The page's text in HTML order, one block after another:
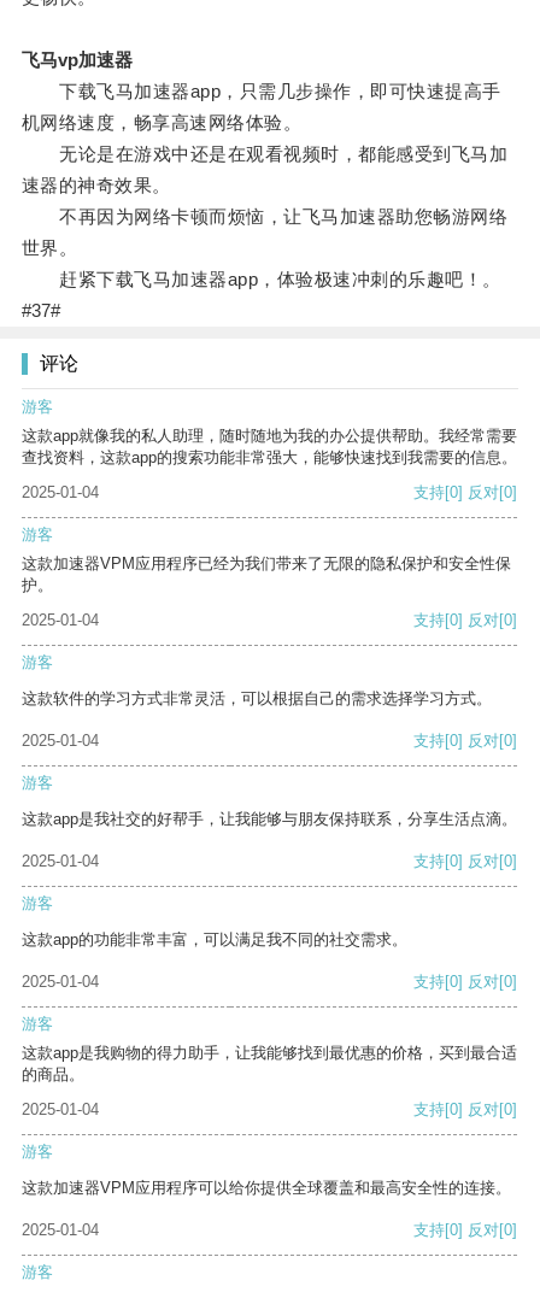
飞马vp加速器
下载飞马加速器app，只需几步操作，即可快速提高手
机网络速度，畅享高速网络体验。
无论是在游戏中还是在观看视频时，都能感受到飞马加
速器的神奇效果。
不再因为网络卡顿而烦恼，让飞马加速器助您畅游网络
世界。
赶紧下载飞马加速器app，体验极速冲刺的乐趣吧！。
#37#
评论
游客
这款app就像我的私人助理，随时随地为我的办公提供帮助。我经常需要
查找资料，这款app的搜索功能非常强大，能够快速找到我需要的信息。
2025-01-04
支持[0] 反对[0]
游客
这款加速器VPM应用程序已经为我们带来了无限的隐私保护和安全性保
护。
2025-01-04
支持[0] 反对[0]
游客
这款软件的学习方式非常灵活，可以根据自己的需求选择学习方式。
2025-01-04 支持[0] 反对[0]
游客
这款app是我社交的好帮手，让我能够与朋友保持联系，分享生活点滴。
2025-01-04 支持[0] 反对[0]
游客
这款app的功能非常丰富，可以满足我不同的社交需求。
2025-01-04 支持[0] 反对[0]
游客
这款app是我购物的得力助手，让我能够找到最优惠的价格，买到最合适
的商品。
2025-01-04
支持[0] 反对[0]
游客
这款加速器VPM应用程序可以给你提供全球覆盖和最高安全性的连接。
2025-01-04 支持[0] 反对[0]
游客